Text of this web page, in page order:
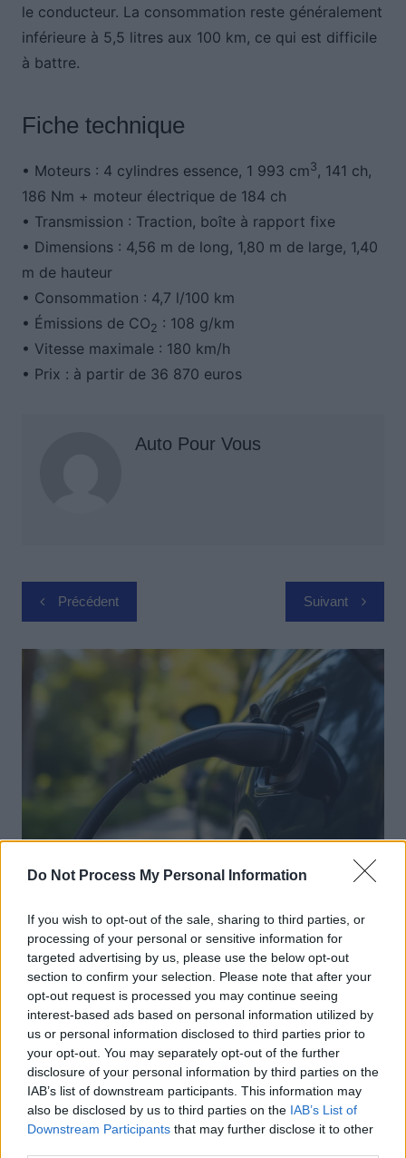
Do Not Process My Personal Information
If you wish to opt-out of the sale, sharing to third parties, or
processing of your personal or sensitive information for
targeted advertising by us, please use the below opt-out
section to confirm your selection. Please note that after your
opt-out request is processed you may continue seeing
interest-based ads based on personal information utilized by
us or personal information disclosed to third parties prior to
your opt-out. You may separately opt-out of the further
disclosure of your personal information by third parties on the
IAB’s list of downstream participants. This information may
also be disclosed by us to third parties on the IAB’s List of
Downstream Participants that may further disclose it to other
le conducteur. La consommation reste généralement
inférieure à 5,5 litres aux 100 km, ce qui est difficile
à battre.
Fiche technique
• Moteurs : 4 cylindres essence, 1 993 cm3, 141 ch,
186 Nm + moteur électrique de 184 ch
• Transmission : Traction, boîte à rapport fixe
• Dimensions : 4,56 m de long, 1,80 m de large, 1,40
m de hauteur
• Consommation : 4,7 l/100 km
• Émissions de CO2 : 108 g/km
• Vitesse maximale : 180 km/h
• Prix : à partir de 36 870 euros
Auto Pour Vous
Navigation
de
l’article
Précédent Suivant
Achat Automobile
Autonomie électrique : ce que vous
devez vraiment connaître avant
d’acheter
Auto Pour Vous 5 août 2026 0